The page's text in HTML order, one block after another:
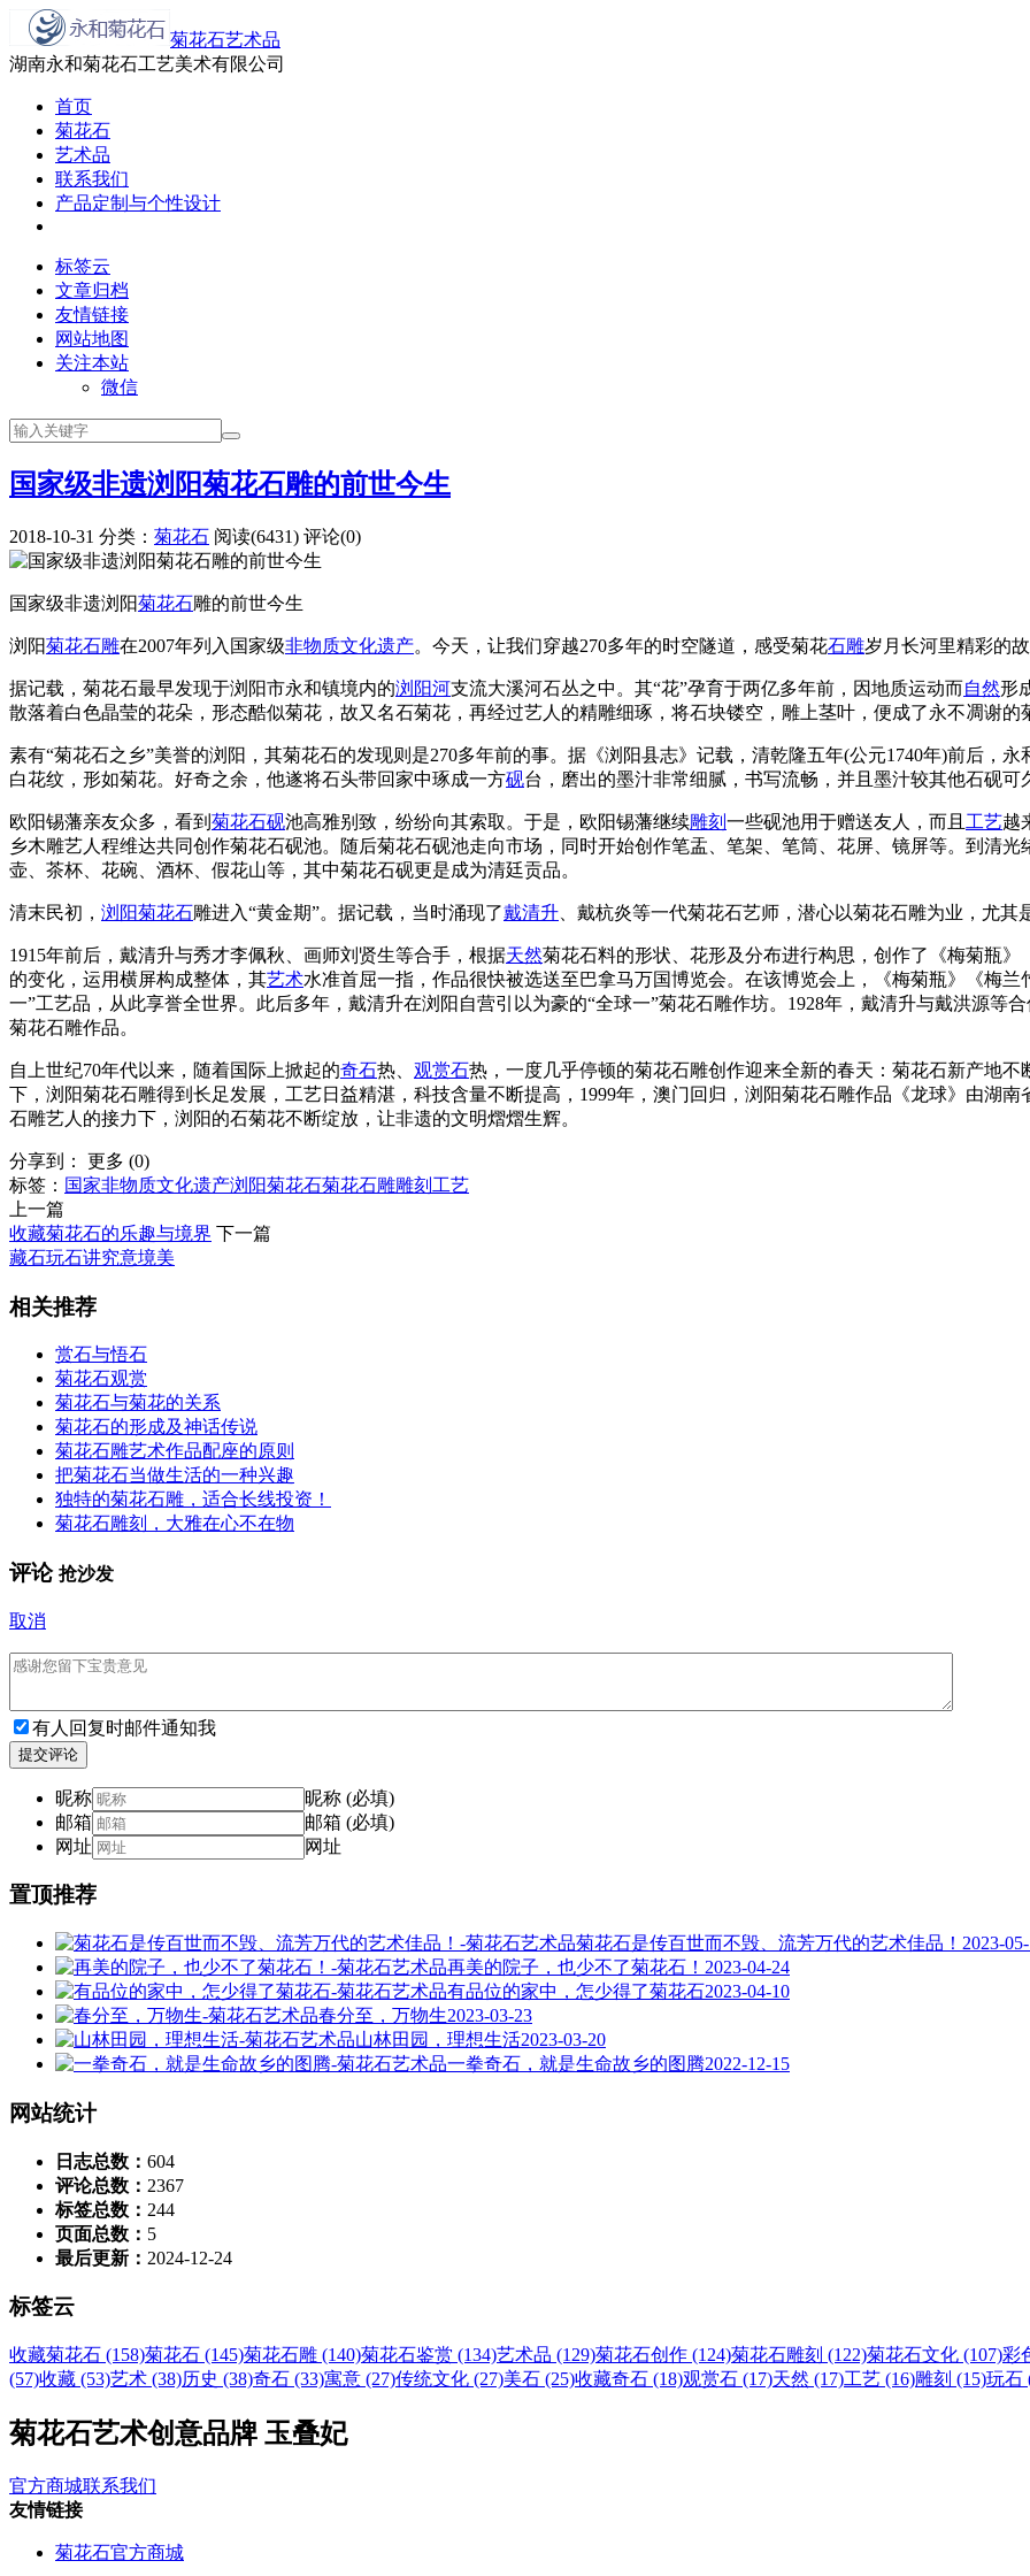
菊花石艺术品
湖南永和菊花石工艺美术有限公司
首页
菊花石
艺术品
联系我们
产品定制与个性设计
标签云
文章归档
友情链接
网站地图
关注本站
微信
国家级非遗浏阳菊花石雕的前世今生
2018-10-31 分类： 菊花石 阅读(6431) 评论(0)
国家级非遗浏阳菊花石雕的前世今生
浏阳菊花石雕在2007年列入国家级非物质文化遗产。今天，让我们穿越270多年的时空隧道，感受菊花石雕岁月长河里精彩的
据记载，菊花石最早发现于浏阳市永和镇境内的浏阳河支流大溪河石丛之中。其“花”孕育于两亿多年前，因地质运动而自然形
散落着白色晶莹的花朵，形态酷似菊花，故又名石菊花，再经过艺人的精雕细琢，将石块镂空，雕上茎叶，便成了永不凋谢的
素有“菊花石之乡”美誉的浏阳，其菊花石的发现则是270多年前的事。据《浏阳县志》记载，清乾隆五年(公元1740年)前后，
白花纹，形如菊花。好奇之余，他遂将石头带回家中琢成一方砚台，磨出的墨汁非常细腻，书写流畅，并且墨汁较其他石砚
欧阳锡藩亲友众多，看到 菊花石砚池高雅别致，纷纷向其索取。于是，欧阳锡藩继续雕刻 一些砚池用于赠送友人，而且 工艺越
乡木雕艺人程维达共同创作菊花石砚池。随后菊花石砚池走向市场，同时开始创作笔盂、笔架、笔筒、花屏、镜屏等。到清
壶、茶杯、花碗、酒杯、假花山等，其中菊花石砚更是成为清廷贡品。
清末民初， 浏阳菊花石雕进入“黄金期”。据记载，当时涌现了戴清升 、戴杭炎等一代菊花石艺师，潜心以菊花石雕为业，尤
1915年前后，戴清升与秀才李佩秋、画师刘贤生等合手，根据天然菊花石料的形状、花形及分布进行构思，创作了《梅菊瓶
的变化，运用横屏构成整体，其艺术水准首屈一指，作品很快被选送至巴拿马万国博览会。在该博览会上，《梅菊瓶》《梅
一”工艺品，从此享誉全世界。此后多年，戴清升在浏阳自营引以为豪的“全球一”菊花石雕作坊。1928年，戴清升与戴洪源等
菊花石雕作品。
自上世纪70年代以来，随着国际上掀起的奇石热、 观赏石热，一度几乎停顿的菊花石雕创作迎来全新的春天：菊花石新产地
下，浏阳菊花石雕得到长足发展，工艺日益精湛，科技含量不断提高，1999年，澳门回归，浏阳菊花石雕作品《龙球》由湖
石雕艺人的接力下，浏阳的石菊花不断绽放，让非遗的文明熠熠生辉。
分享到： 更多 (0)
标签： 国家非物质文化遗产浏阳菊花石菊花石雕雕刻工艺
上一篇
收藏菊花石的乐趣与境界 下一篇
藏石玩石讲究意境美
相关推荐
赏石与悟石
菊花石观赏
菊花石与菊花的关系
菊花石的形成及神话传说
菊花石雕艺术作品配座的原则
把菊花石当做生活的一种兴趣
独特的菊花石雕，适合长线投资！
菊花石雕刻，大雅在心不在物
评论 抢沙发
取消
有人回复时邮件通知我
提交评论
昵称
昵称 (必填)
邮箱
邮箱 (必填)
网址
网址
置顶推荐
菊花石是传百世而不毁、流芳万代的艺术佳品！ 2023-
再美的院子，也少不了菊花石！ 2023-04-24
有品位的家中，怎少得了菊花石2023-04-10
春分至，万物生2023-03-23
山林田园，理想生活2023-03-20
一拳奇石，就是生命故乡的图腾2022-12-15
网站统计
日志总数： 604
评论总数： 2367
标签总数： 244
页面总数： 5
最后更新： 2024-12-24
标签云
收藏菊花石 (158)菊花石 (145)菊花石雕 (140)菊花石鉴赏 (134)艺术品 (129)菊花石创作 (124)菊花石雕刻 (122)菊花石文化 (107)彩
(57)收藏 (53)艺术 (38)历史 (38)奇石 (33)寓意 (27)传统文化 (27)美石 (25)收藏奇石 (18)观赏石 (17)天然 (17)工艺 (16)雕刻 (15)玩石
菊花石艺术创意品牌 玉叠妃
官方商城联系我们
友情链接
菊花石官方商城